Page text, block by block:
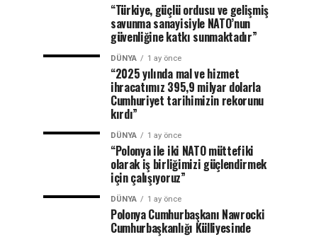
“Türkiye, güçlü ordusu ve gelişmiş
savunma sanayisiyle NATO’nun
güvenliğine katkı sunmaktadır”
DÜNYA 1 ay önce
“2025 yılında mal ve hizmet
ihracatımız 395,9 milyar dolarla
Cumhuriyet tarihimizin rekorunu
kırdı”
DÜNYA 1 ay önce
“Polonya ile iki NATO müttefiki
olarak iş birliğimizi güçlendirmek
için çalışıyoruz”
DÜNYA 1 ay önce
Polonya Cumhurbaşkanı Nawrocki
Cumhurbaşkanlığı Külliyesinde